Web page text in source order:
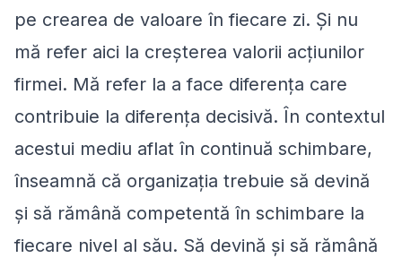
pe crearea de valoare în fiecare zi. Şi nu
mă refer aici la creșterea valorii acţiunilor
firmei. Mă refer la a face diferenţa care
contribuie la diferenţa decisivă. În contextul
acestui mediu aflat în continuă schimbare,
înseamnă că organizația trebuie să devină
şi să rămână competentă în schimbare la
fiecare nivel al său. Să devină şi să rămână